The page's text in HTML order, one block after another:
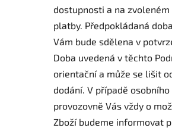
dostupnosti a na
platby. Předpokládaná
Vám bude sdělena v
Doba uvedená v těchto
orientační a může se lišit
dodání. V případě
provozovně Vás vždy o
Zboží budeme informovat